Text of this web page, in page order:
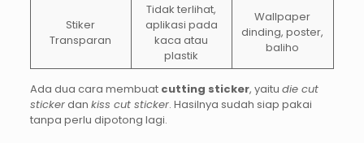
Stiker
Transparan
Tidak terlihat,
aplikasi pada
kaca atau
plastik
Wallpaper
dinding, poster,
baliho
Ada dua cara membuat cutting sticker, yaitu die cut
stickerdan kiss cut sticker. Hasilnya sudah siap pakai
tanpa perlu dipotong lagi.